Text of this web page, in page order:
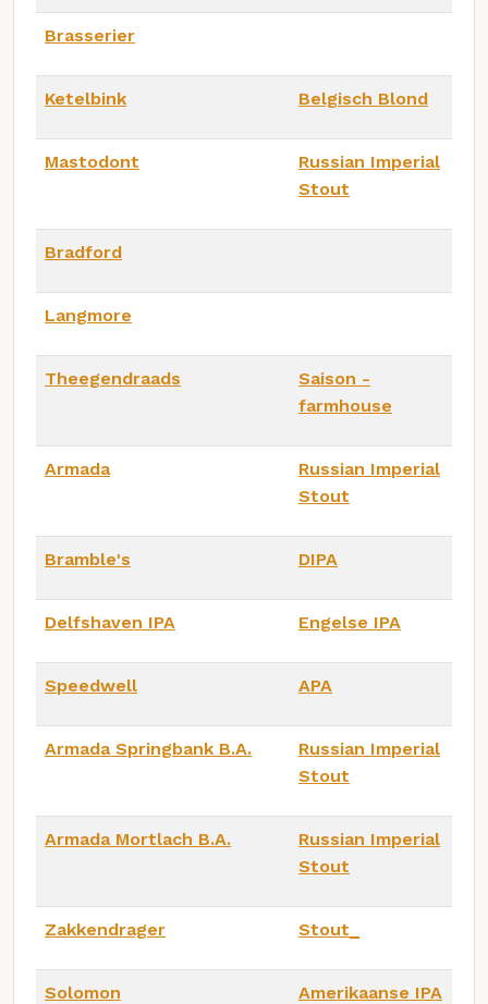
Brasserier
Ketelbink Belgisch Blond
Mastodont
Russian Imperial
Stout
Bradford
Langmore
Theegendraads
Saison -
farmhouse
Armada
Russian Imperial
Stout
Bramble's DIPA
Delfshaven IPA Engelse IPA
Speedwell APA
Armada Springbank B.A.
Russian Imperial
Stout
Armada Mortlach B.A.
Russian Imperial
Stout
Zakkendrager Stout_
Solomon Amerikaanse IPA